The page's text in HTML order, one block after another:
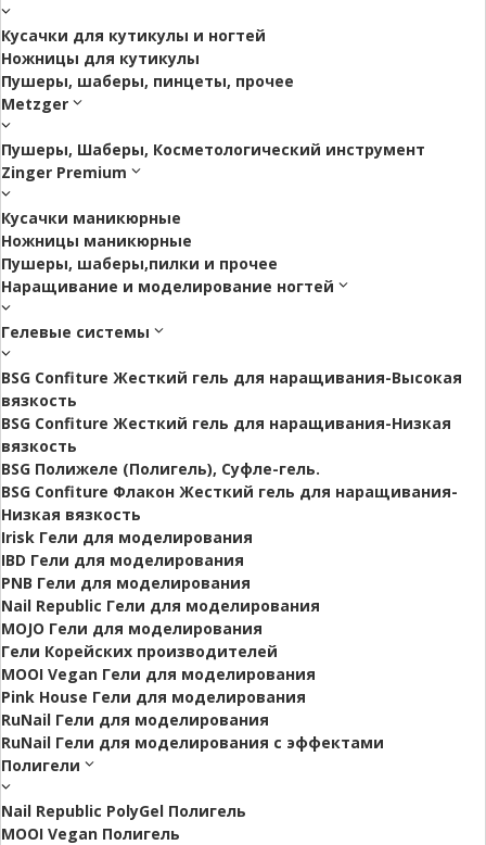
Кусачки для кутикулы и ногтей
Ножницы для кутикулы
Пушеры, шаберы, пинцеты, прочее
Metzger
Пушеры, Шаберы, Косметологический инструмент
Zinger Premium
Кусачки маникюрные
Ножницы маникюрные
Пушеры, шаберы,пилки и прочее
Наращивание и моделирование ногтей
Гелевые системы
BSG Confiture Жесткий гель для наращивания-Высокая
вязкость
BSG Confiture Жесткий гель для наращивания-Низкая
вязкость
BSG Полижеле (Полигель), Суфле-гель.
BSG Confiture Флакон Жесткий гель для наращивания-
Низкая вязкость
Irisk Гели для моделирования
IBD Гели для моделирования
PNB Гели для моделирования
Nail Republic Гели для моделирования
MOJO Гели для моделирования
Гели Корейских производителей
MOOI Vegan Гели для моделирования
Pink House Гели для моделирования
RuNail Гели для моделирования
RuNail Гели для моделирования с эффектами
Полигели
Nail Republic PolyGel Полигель
MOOI Vegan Полигель